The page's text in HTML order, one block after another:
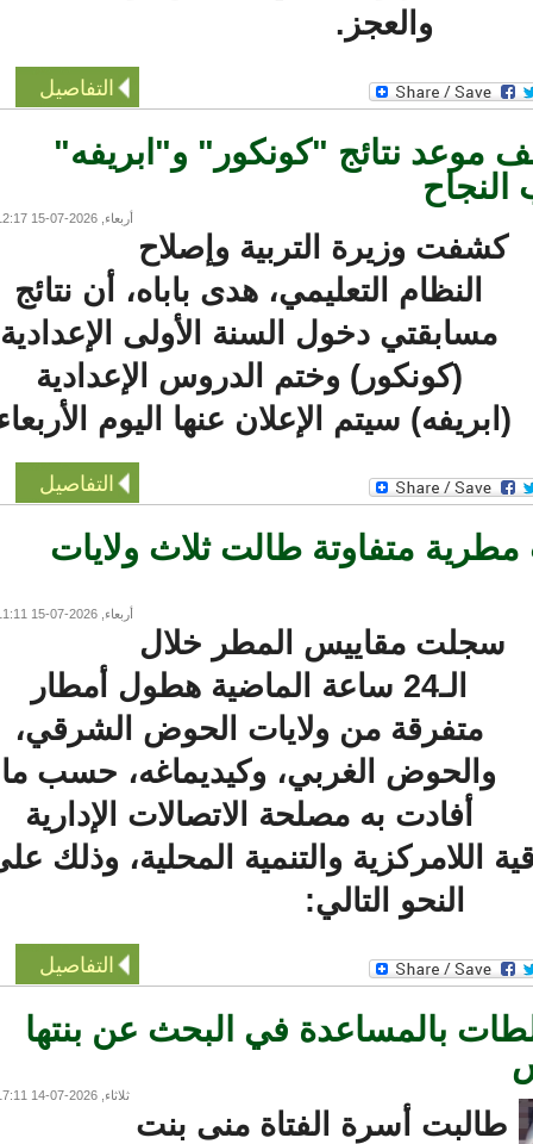
والعجز.
التفاصيل
موعد نتائج "كونكور" و"ابريفه"
أربعاء, 2026-07-15 12:17
كشفت وزيرة التربية وإصلاح
النظام التعليمي، هدى باباه، أن نتائج
مسابقتي دخول السنة الأولى الإعدادية
(كونكور) وختم الدروس الإعدادية
سيتم الإعلان عنها اليوم الأربعاء.
التفاصيل
متفاوتة طالت ثلاث ولايات
أربعاء, 2026-07-15 11:11
سجلت مقاييس المطر خلال
الـ24 ساعة الماضية هطول أمطار
متفرقة من ولايات الحوض الشرقي،
والحوض الغربي، وكيديماغه، حسب ما
أفادت به مصلحة الاتصالات الإدارية
اللامركزية والتنمية المحلية، وذلك على
النحو التالي:
التفاصيل
بالمساعدة في البحث عن بنتها
ثلاثاء, 2026-07-14 17:11
طالبت أسرة الفتاة منى بنت